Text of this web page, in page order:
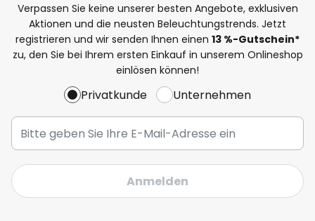
Verpassen Sie keine unserer besten Angebote, exklusiven
Aktionen und die neusten Beleuchtungstrends. Jetzt
registrieren und wir senden Ihnen einen 13 %-Gutschein*
zu, den Sie bei Ihrem ersten Einkauf in unserem Onlineshop
einlösen können!
Privatkunde Unternehmen
Anmelden